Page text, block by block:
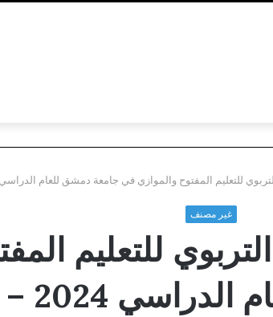
للتعليم المفتوح والموازي في جامعة دمشق للعام الدراسي 2024 – 2025
غير مصنف
للتعليم
2024 – 2025